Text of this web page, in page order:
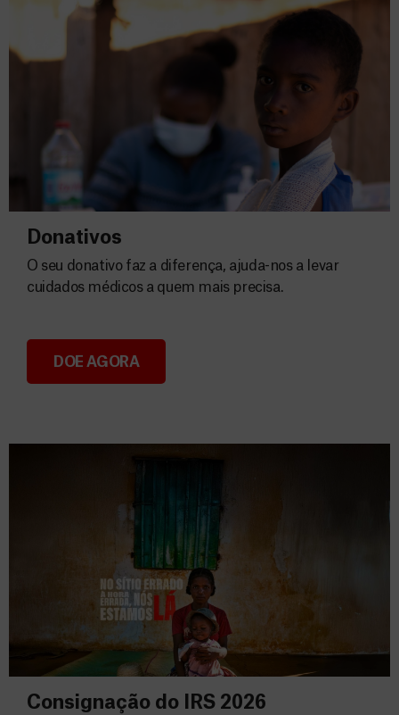
Donativos
Donativos
O seu donativo faz a diferença, ajuda-nos a levar
cuidados médicos a quem mais precisa.
DOE AGORA
Consignação do IRS 2026